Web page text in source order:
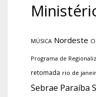
MÚSICA Nordeste
Programa de
retomada rio de
Sebrae Paraíba